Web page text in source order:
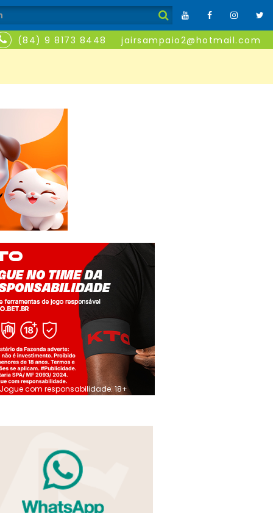
(84) 9 8173 8448 jairsampaio2@hotmail.com
Jogue com responsabilidade. 18+